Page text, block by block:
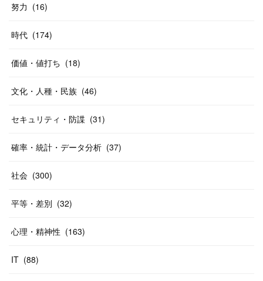
努力 (16)
時代 (174)
価値・値打ち (18)
文化・人種・民族 (46)
セキュリティ・防諜 (31)
確率・統計・データ分析 (37)
社会 (300)
平等・差別 (32)
心理・精神性 (163)
IT (88)